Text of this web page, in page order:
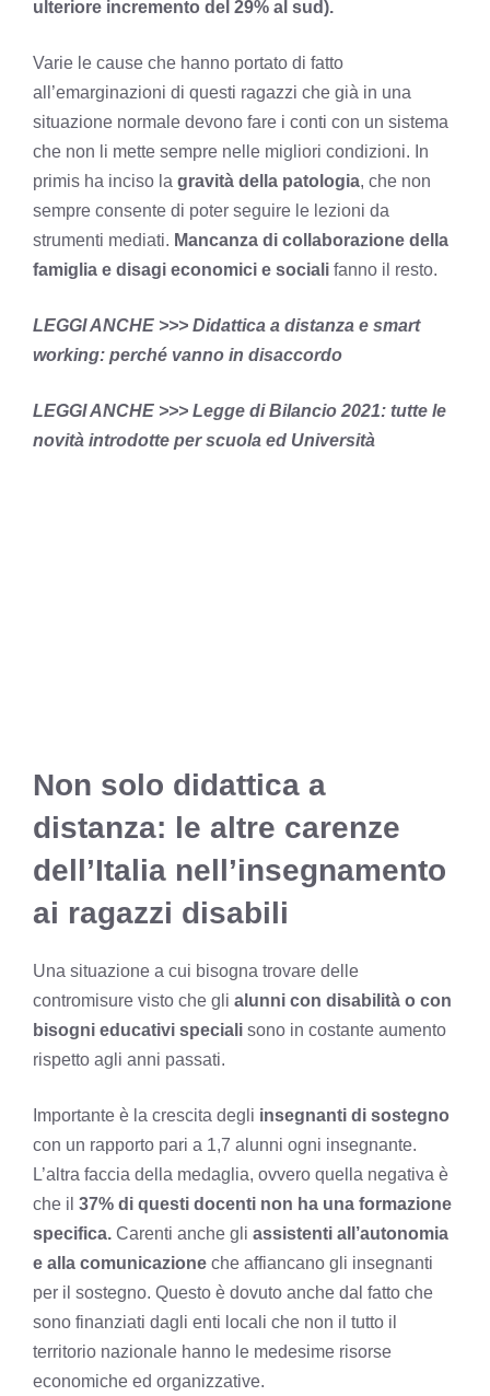
ulteriore incremento del 29% al sud).
Varie le cause che hanno portato di fatto
all’emarginazioni di questi ragazzi che già in una
situazione normale devono fare i conti con un sistema
che non li mette sempre nelle migliori condizioni. In
primis ha inciso la gravità della patologia, che non
sempre consente di poter seguire le lezioni da
strumenti mediati. Mancanza di collaborazione della
famiglia e disagi economici e sociali fanno il resto.
LEGGI ANCHE >>> Didattica a distanza e smart
working: perché vanno in disaccordo
LEGGI ANCHE >>> Legge di Bilancio 2021: tutte le
novità introdotte per scuola ed Università
Non solo didattica a
distanza: le altre carenze
dell’Italia nell’insegnamento
ai ragazzi disabili
Una situazione a cui bisogna trovare delle
contromisure visto che gli alunni con disabilità o con
bisogni educativi speciali sono in costante aumento
rispetto agli anni passati.
Importante è la crescita degli insegnanti di sostegno
con un rapporto pari a 1,7 alunni ogni insegnante.
L’altra faccia della medaglia, ovvero quella negativa è
che il 37% di questi docenti non ha una formazione
specifica. Carenti anche gli assistenti all’autonomia
e alla comunicazione che affiancano gli insegnanti
per il sostegno. Questo è dovuto anche dal fatto che
sono finanziati dagli enti locali che non il tutto il
territorio nazionale hanno le medesime risorse
economiche ed organizzative.